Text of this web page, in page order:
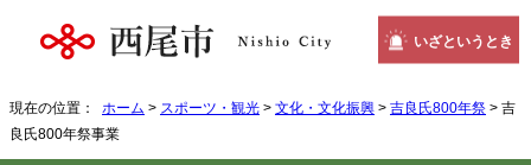
いざというとき
現在の位置： ホーム > スポーツ・観光 > 文化・文化振興 > 吉良氏800年祭 > 吉
良氏800年祭事業